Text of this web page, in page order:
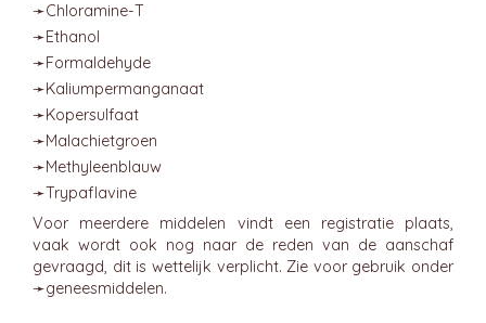
➛Chloramine-T
➛Ethanol
➛Formaldehyde
➛Kaliumpermanganaat
➛Kopersulfaat
➛Malachietgroen
➛Methyleenblauw
➛Trypaflavine
Voor meerdere middelen vindt een registratie plaats,
vaak wordt ook nog naar de reden van de aanschaf
gevraagd, dit is wettelijk verplicht. Zie voor gebruik onder
➛geneesmiddelen.